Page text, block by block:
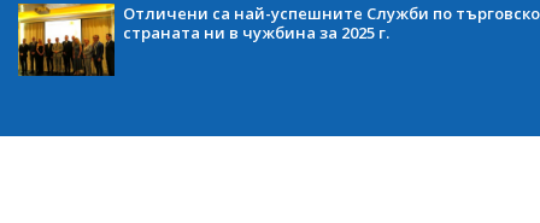
Отличени са най-успешните Служби по
страната ни в чужбина за 2025 г.